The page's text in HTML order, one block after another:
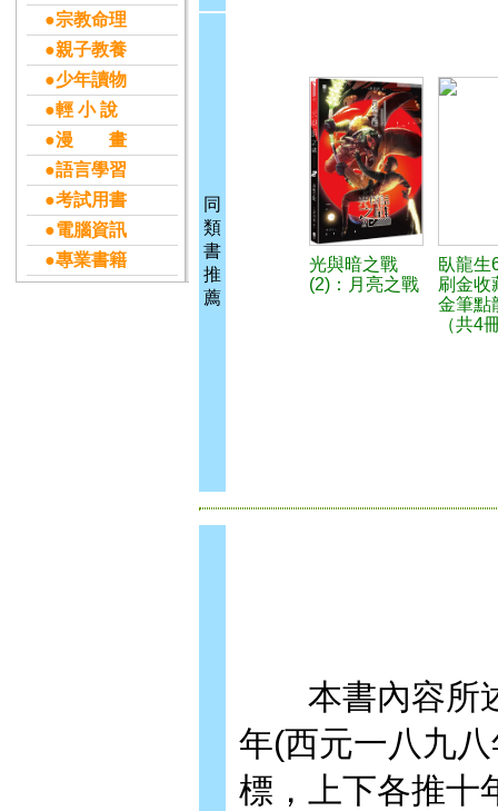
●宗教命理
●親子教養
●少年讀物
●輕 小 說
●漫 畫
●語言學習
●考試用書
●電腦資訊
●專業書籍
同
類
書
推
薦
光與暗之戰
(2)：月亮之戰
臥龍生
刷金收
金筆點
（共4
本書內容所述
年(西元一八九
標，上下各推十